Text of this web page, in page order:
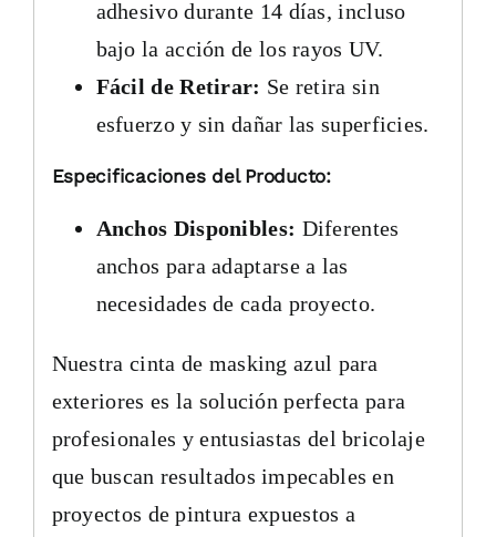
adhesivo durante 14 días, incluso
bajo la acción de los rayos UV.
Fácil de Retirar: Se retira sin
esfuerzo y sin dañar las superficies.
Especificaciones del Producto:
Anchos Disponibles: Diferentes
anchos para adaptarse a las
necesidades de cada proyecto.
Nuestra cinta de masking azul para
exteriores es la solución perfecta para
profesionales y entusiastas del bricolaje
que buscan resultados impecables en
proyectos de pintura expuestos a